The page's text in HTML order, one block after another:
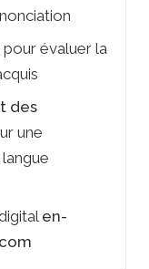
évaluer la
des
une
en-